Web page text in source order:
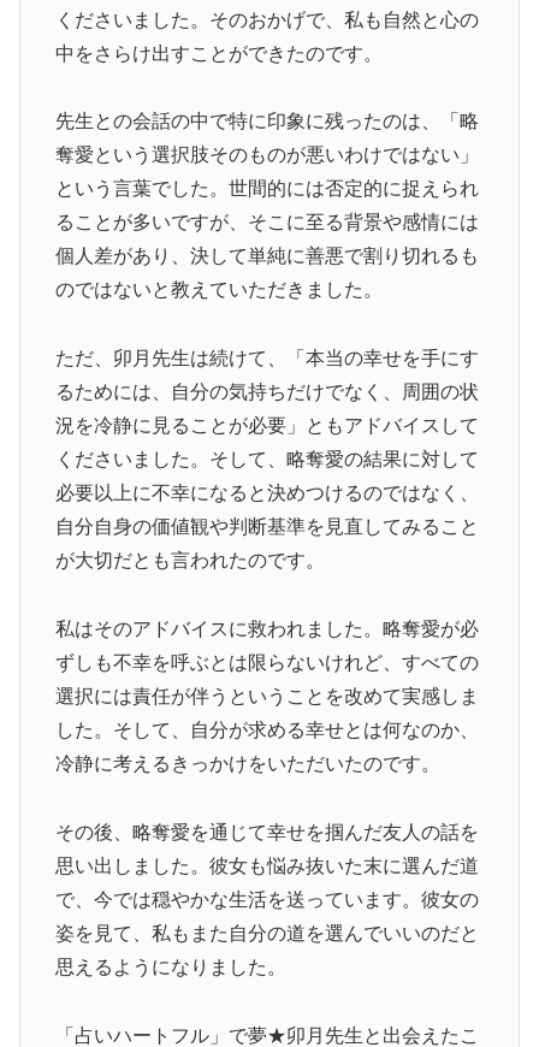
くださいました。そのおかげで、私も自然と心の
中をさらけ出すことができたのです。
先生との会話の中で特に印象に残ったのは、「略
奪愛という選択肢そのものが悪いわけではない」
という言葉でした。世間的には否定的に捉えられ
ることが多いですが、そこに至る背景や感情には
個人差があり、決して単純に善悪で割り切れるも
のではないと教えていただきました。
ただ、卯月先生は続けて、「本当の幸せを手にす
るためには、自分の気持ちだけでなく、周囲の状
況を冷静に見ることが必要」ともアドバイスして
くださいました。そして、略奪愛の結果に対して
必要以上に不幸になると決めつけるのではなく、
自分自身の価値観や判断基準を見直してみること
が大切だとも言われたのです。
私はそのアドバイスに救われました。略奪愛が必
ずしも不幸を呼ぶとは限らないけれど、すべての
選択には責任が伴うということを改めて実感しま
した。そして、自分が求める幸せとは何なのか、
冷静に考えるきっかけをいただいたのです。
その後、略奪愛を通じて幸せを掴んだ友人の話を
思い出しました。彼女も悩み抜いた末に選んだ道
で、今では穏やかな生活を送っています。彼女の
姿を見て、私もまた自分の道を選んでいいのだと
思えるようになりました。
「占いハートフル」で夢★卯月先生と出会えたこ